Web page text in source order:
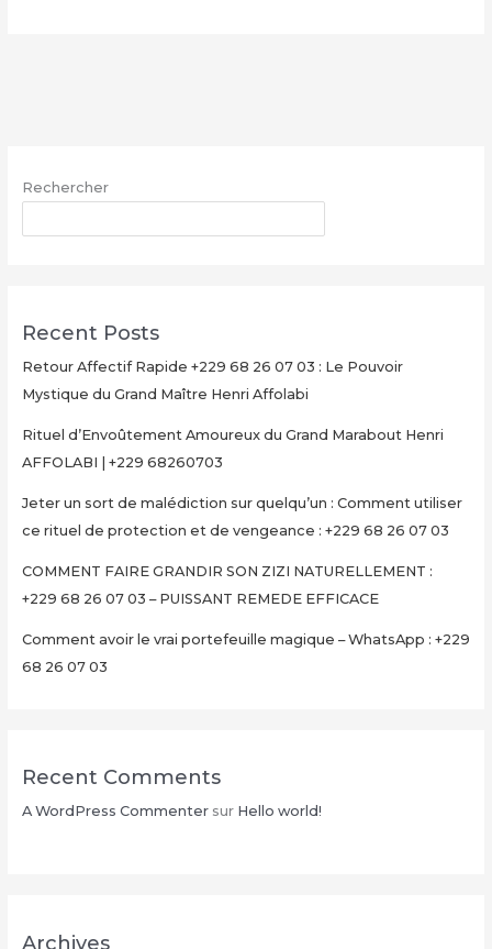
Comment
ce
et
de
vengeance
+229
68
Rechercher
Recent Posts
Retour Affectif Rapide +229 68 26 07 03 : Le Pouvoir
Mystique du Grand Maître Henri Affolabi
Rituel d’Envoûtement Amoureux du Grand Marabout Henri
AFFOLABI | +229 68260703
Jeter un sort de malédiction sur quelqu’un : Comment utiliser
ce rituel de protection et de vengeance : +229 68 26 07 03
COMMENT FAIRE GRANDIR SON ZIZI NATURELLEMENT :
+229 68 26 07 03 – PUISSANT REMEDE EFFICACE
Comment avoir le vrai portefeuille magique – WhatsApp : +229
68 26 07 03
Recent Comments
A WordPress Commentersur Hello world!
Archives